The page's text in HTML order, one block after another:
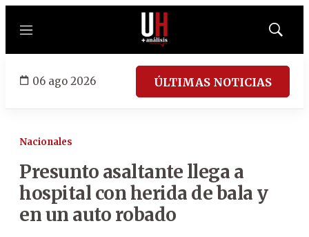
Menú
Mostrar
06 ago 2026 ÚLTIMAS NOTICIAS
Nacionales
Presunto asaltante llega a
hospital con herida de bala y
en un auto robado